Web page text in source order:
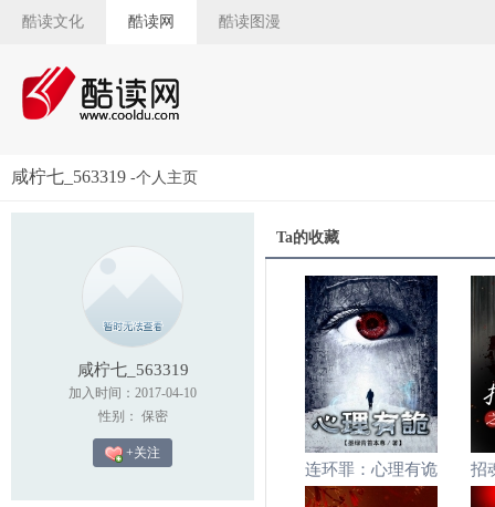
酷读文化 酷读网 酷读图漫
咸柠七_563319 -个人主页
咸柠七_563319
加入时间：2017-04-10
性别： 保密
+关注
Ta的收藏
连环罪：心理有诡 招